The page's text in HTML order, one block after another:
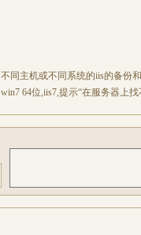
不同主机或不同系统的iis的备份
win7 64位,iis7,提示“在服务器上